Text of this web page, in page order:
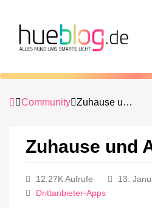
Community Zuhause und Abwesend
Zuhause und
12.27K Aufrufe
13.
Drittanbieter-Apps